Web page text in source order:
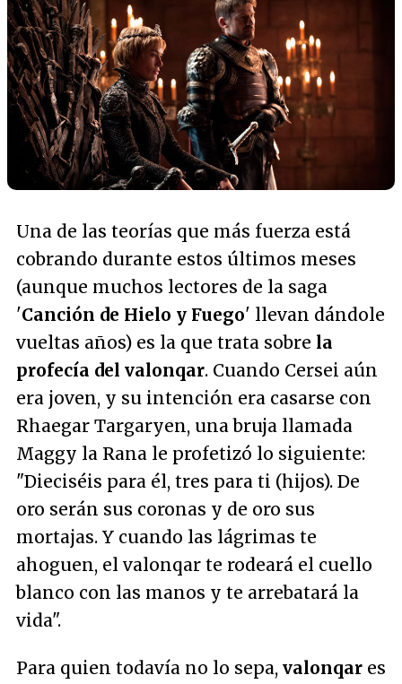
Una de las teorías que más fuerza está
cobrando durante estos últimos meses
(aunque muchos lectores de la saga
'Canción de Hielo y Fuego' llevan dándole
vueltas años) es la que trata sobre la
profecía del valonqar. Cuando Cersei aún
era joven, y su intención era casarse con
Rhaegar Targaryen, una bruja llamada
Maggy la Rana le profetizó lo siguiente:
"Dieciséis para él, tres para ti (hijos). De
oro serán sus coronas y de oro sus
mortajas. Y cuando las lágrimas te
ahoguen, el valonqar te rodeará el cuello
blanco con las manos y te arrebatará la
vida".
Para quien todavía no lo sepa, valonqar es